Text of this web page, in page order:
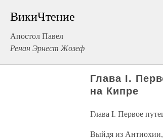
ВикиЧтение
Апостол Павел
Ренан Эрнест Жозеф
Глава I.
на Кипре
Глава I. Первое
Выйдя из